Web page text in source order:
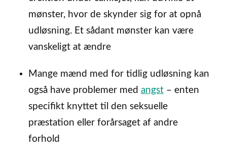
mønster, hvor de skynder sig for at opnå
udløsning. Et sådant mønster kan være
vanskeligt at ændre
Mange mænd med for tidlig udløsning kan
også have problemer med angst– enten
specifikt knyttet til den seksuelle
præstation eller forårsaget af andre
forhold